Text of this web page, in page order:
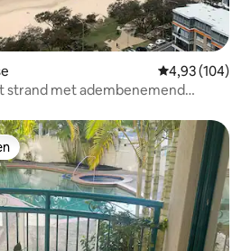
Gemiddelde
4,93 (104)
strand met adembenemend